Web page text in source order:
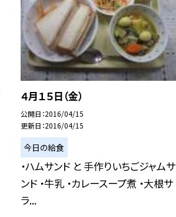
４月１５日（金）
公開日 2016/04/15
更新日 2016/04/15
今日の給食
・ハムサンド と 手作りいちごジャムサ
ンド ・牛乳 ・カレースープ煮 ・大根サ
ラ...